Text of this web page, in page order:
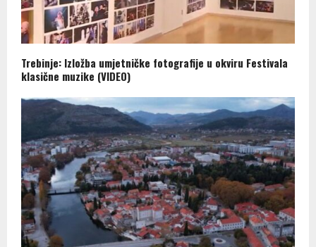
Trebinje: Izložba umjetničke fotografije u okviru Festivala
klasične muzike (VIDEO)